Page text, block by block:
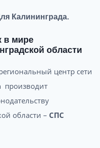
Калининграда.
в мире
области
центр сети
производит
области – СПС